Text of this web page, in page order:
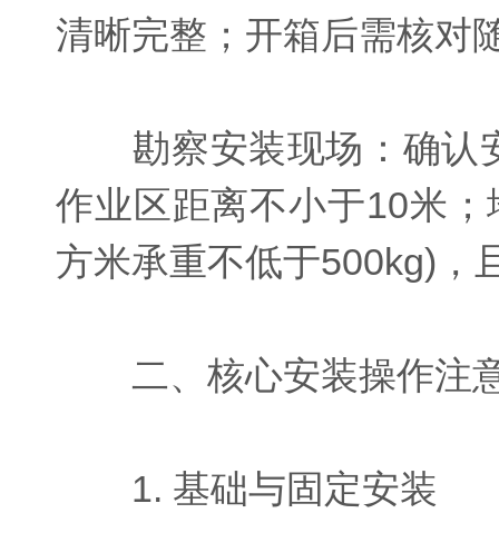
清晰完整；开箱后需核对
勘察安装现场：确认安
作业区距离不小于10米
方米承重不低于500kg)，
二、核心安装操作注
1. 基础与固定安装